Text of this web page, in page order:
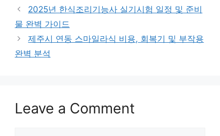
2025년 한식조리기능사 실기시험 일정 및 준비
물 완벽 가이드
제주시 연동 스마일라식 비용, 회복기 및 부작용
완벽 분석
Leave a Comment